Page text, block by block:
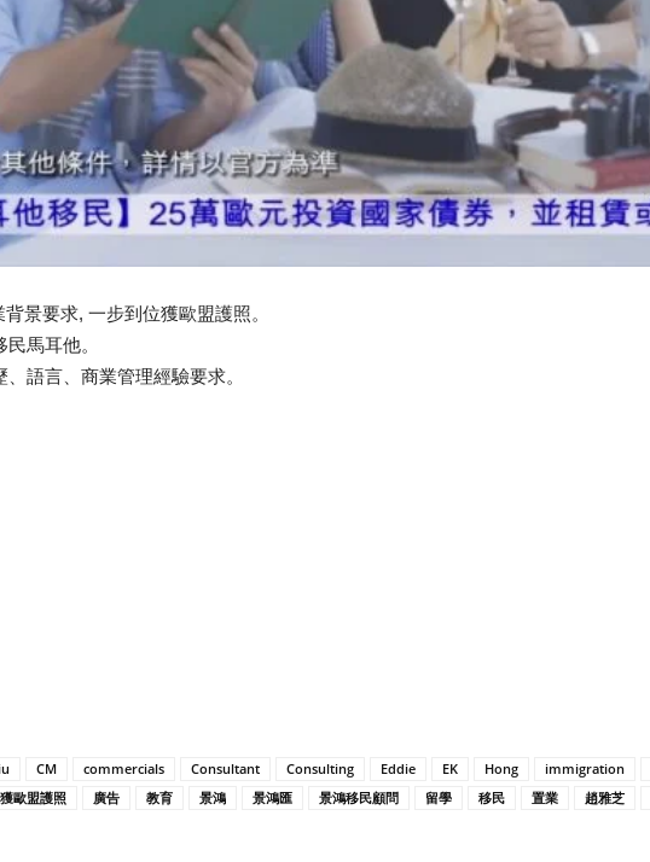
景要求, 一步到位獲歐盟護照。
馬耳他。
語言、商業管理經驗要求。
CM commercials Consultant Consulting Eddie EK Hong immigration
歐盟護照 廣告 教育 景鴻 景鴻匯 景鴻移民顧問 留學 移民 置業 趙雅芝